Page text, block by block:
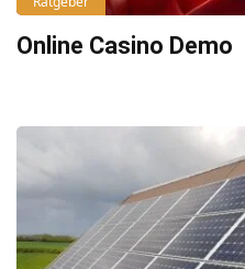
Online Casino Demo